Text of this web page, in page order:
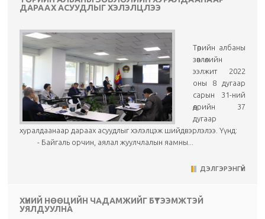
ДАРААХ АСУУДЛЫГ ХЭЛЭЛЦЛЭЭ
Төрийн албаны
зөвлөлийн
ээлжит 2022
оны 8 дугаар
сарын 31-ний
өдрийн 37
дугаар
хуралдаанаар дараах асуудлыг хэлэлцэж шийдвэрлэлээ. Үүнд:
- Байгаль орчин, аялал жуулчлалын яамны...
ДЭЛГЭРЭНГҮЙ
ХҮНИЙ НӨӨЦИЙН ЧАДАМЖИЙГ БҮТЭЭМЖТЭЙ
УЯЛДУУЛНА